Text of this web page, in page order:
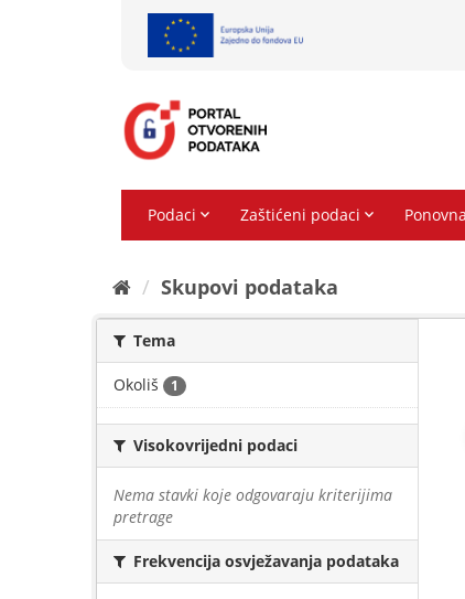
Skupovi podаtаkа
Tema
Okoliš 1
Visokovrijedni podaci
Nema stavki koje odgovaraju kriterijima
pretrage
Frekvencija osvježavanja podataka